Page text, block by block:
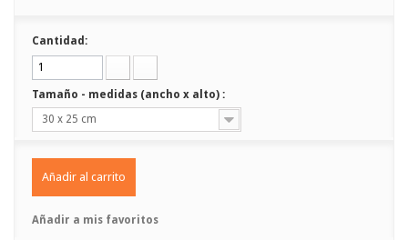
Cantidad:
Tamaño - medidas (ancho x alto) :
30 x 25 cm
Añadir al carrito
Añadir a mis favoritos